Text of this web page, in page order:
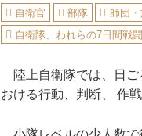
自衛官 部隊 師団・
自衛隊、われらの7日間戦闘
陸上自衛隊では、日ご
おける行動、判断、 作